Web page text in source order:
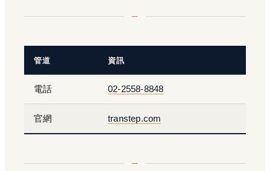
管道 資訊
電話 02-2558-8848
官網 transtep.com